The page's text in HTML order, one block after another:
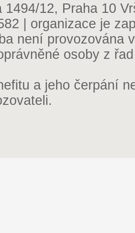
1494/12, Praha 10
| organizace je
není provozována
osoby z
a jeho čerpání